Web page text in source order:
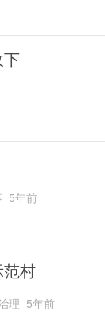
5年前
范村
理 5年前